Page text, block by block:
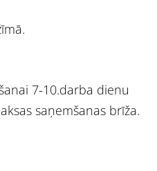
7-10.darba dienu
saņemšanas brīža.